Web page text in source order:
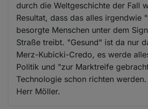
durch die Weltgeschichte der Fall
Resultat, dass das alles irgendwie
besorgte Menschen unter dem
Straße treibt. "Gesund" ist da nur
Merz-Kubicki-Credo, es werde
Politik und "zur Marktreife
Technologie schon richten werden.
Herr Möller.